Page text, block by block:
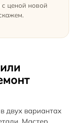
с ценой новой
двух вариантах